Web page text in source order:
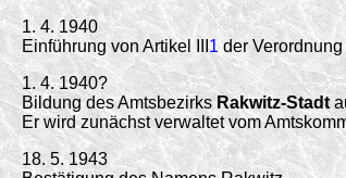
1. 4. 1940
Einführung von Artikel III 1 der
1. 4. 1940?
Bildung des AmtsbezirksRakwitz-Stadt
Er wird zunächst verwaltet vom
18. 5. 1943